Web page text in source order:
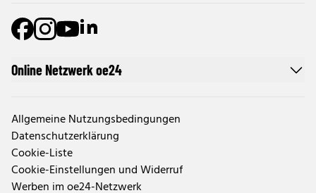
Online Netzwerk oe24
Allgemeine Nutzungsbedingungen
Datenschutzerklärung
Cookie-Liste
Cookie-Einstellungen und Widerruf
Werben im oe24-Netzwerk